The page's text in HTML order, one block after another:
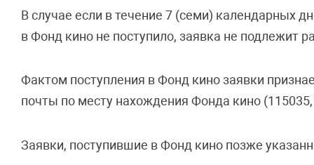
В случае если в течение 7 (семи) календарных
в Фонд кино не поступило, заявка не подлежит
Фактом поступления в Фонд кино заявки
почты по месту нахождения Фонда кино
Заявки, поступившие в Фонд кино позже